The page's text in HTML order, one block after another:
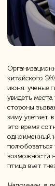
китайского
июня: ученые
увидеть места
стороны
зиму улетает
это время
одноименный
возможности
птица вьет